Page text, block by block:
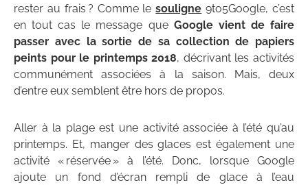
rester au frais ? Comme lesouligne 9to5Google, c’est
en tout cas le message que Google vient de faire
passer avec la sortie de sa collection de papiers
peints pour le printemps 2018, décrivant les activités
communément associées à la saison. Mais, deux
d’entre eux semblent être hors de propos.
Aller à la plage est une activité associée à l’été qu’au
printemps. Et, manger des glaces est également une
activité « réservée » à l’été. Donc, lorsque Google
ajoute un fond d’écran rempli de glace à l’eau